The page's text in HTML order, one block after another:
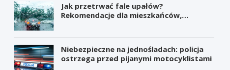
Jak przetrwać fale upałów?
Rekomendacje dla mieszkańców,
Niebezpieczne na jednośladach: policja
ostrzega przed pijanymi motocyklistami